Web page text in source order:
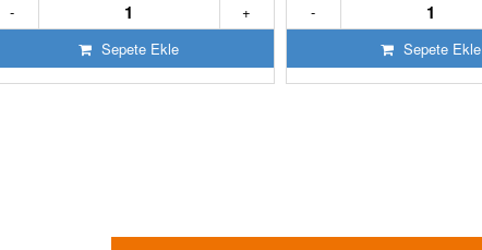
+
-
Sepete Ekle
-
Sepete Ekle